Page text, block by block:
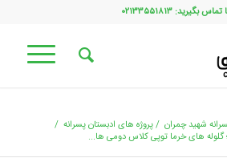
بگیرید: ۰۲۱۳۳۵۵۱۸۱۳
شهید چمران /پروژه های ادبستان پسرانه /
گلوله های خرما توپی کلاس دومی ها...